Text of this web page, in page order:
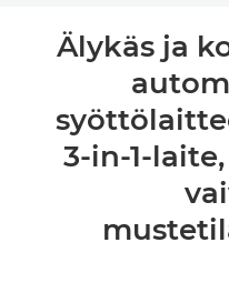
Yleiskuvaus
Arvostelut
Älykäs ja
3-in-1-